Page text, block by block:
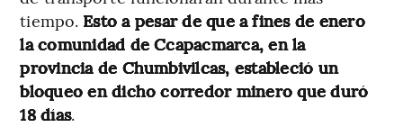
tiempo. Esto a pesar de que a fines de enero
la comunidad de Ccapacmarca, en la
provincia de Chumbivilcas, estableció un
bloqueo en dicho corredor minero que duró
18 días.